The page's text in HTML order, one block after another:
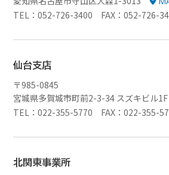
TEL：052-726-3400 FAX：052-726-
仙台支店
〒985-0845
宮城県多賀城市町前2-3-34 スズキビル1F
TEL：022-355-5770 FAX：022-355-
北関東事業所